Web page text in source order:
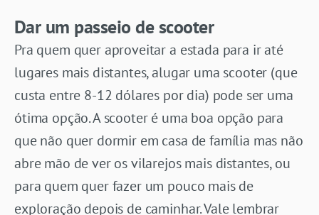
Dar um passeio de scooter
Pra quem quer aproveitar a estada para ir até
lugares mais distantes, alugar uma scooter (que
custa entre 8-12 dólares por dia) pode ser uma
ótima opção. A scooter é uma boa opção para
que não quer dormir em casa de família mas não
abre mão de ver os vilarejos mais distantes, ou
para quem quer fazer um pouco mais de
exploração depois de caminhar. Vale lembrar